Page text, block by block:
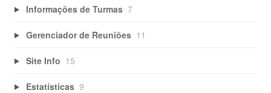
Informações de Turmas 7
Gerenciador de Reuniões 11
Site Info 15
Estatísticas 9